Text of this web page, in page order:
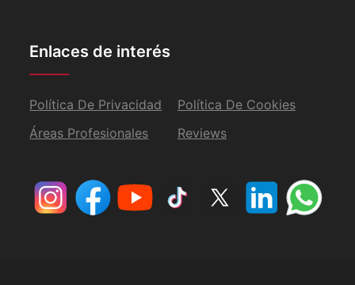
Enlaces de interés
Política De Privacidad
Política De Cookies
Áreas Profesionales
Reviews